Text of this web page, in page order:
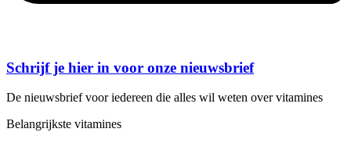
Schrijf je hier in voor onze nieuwsbrief
De nieuwsbrief voor iedereen die alles wil weten over vitamines
Belangrijkste vitamines